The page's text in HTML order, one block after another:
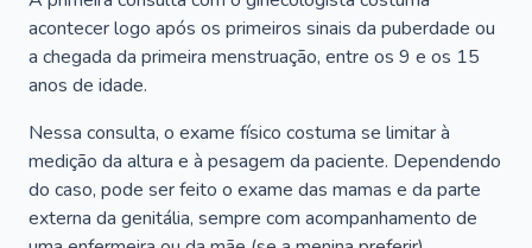
acontecer logo após os primeiros sinais da puberdade ou
a chegada da primeira menstruação, entre os 9 e os 15
anos de idade.
Nessa consulta, o exame físico costuma se limitar à
medição da altura e à pesagem da paciente. Dependendo
do caso, pode ser feito o exame das mamas e da parte
externa da genitália, sempre com acompanhamento de